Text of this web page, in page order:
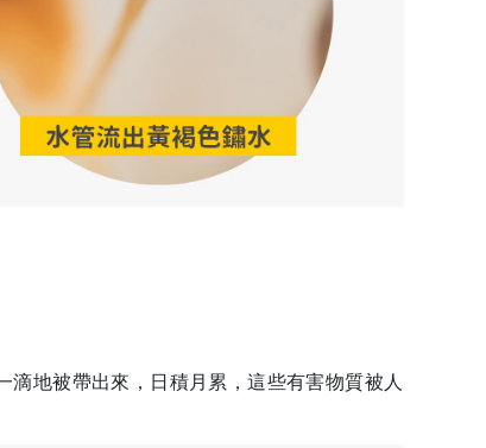
滴地被帶出來，日積月累，這些有害物質被人